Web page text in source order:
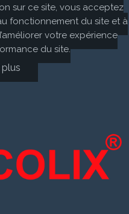
sur ce site, vous acceptez
fonctionnement du site et à
votre expérience
du site.
plus